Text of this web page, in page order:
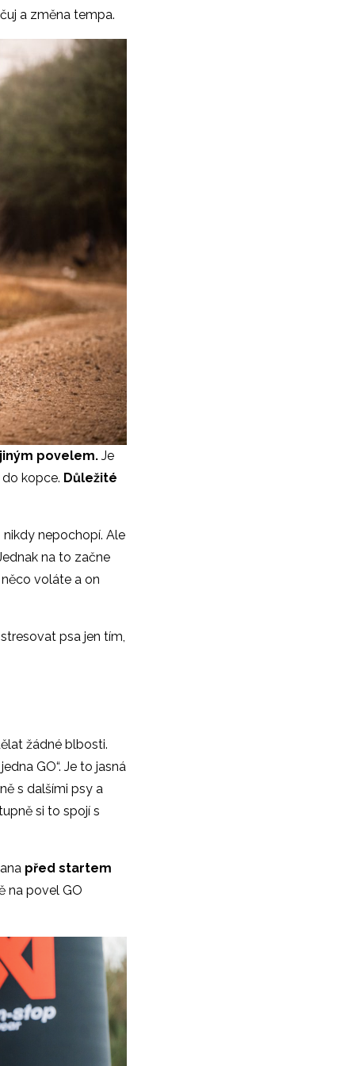
a změna tempa.
povelem. Je
kopce. Důležité
nepochopí. Ale
na to začne
voláte a on
psa jen tím,
žádné blbosti.
GO“. Je to jasná
s dalšími psy a
si to spojí s
před startem
na povel GO